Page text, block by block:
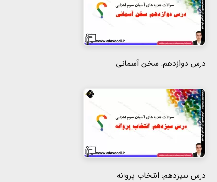
درس دوازدهم: سخن آسمانی
درس سیزدهم: انتخاب پروانه